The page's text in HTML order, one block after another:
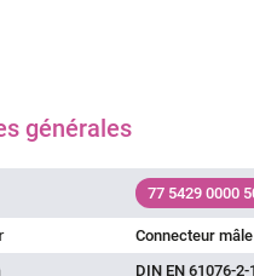
générales
77 5429 0000
Connecteur mâle
DIN EN 61076-2-